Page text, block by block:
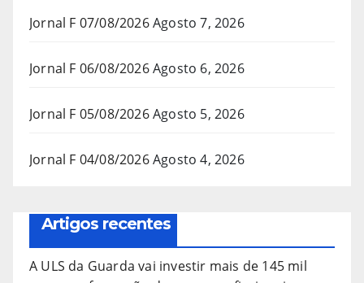
Jornal F 07/08/2026Agosto 7, 2026
Jornal F 06/08/2026Agosto 6, 2026
Jornal F 05/08/2026Agosto 5, 2026
Jornal F 04/08/2026Agosto 4, 2026
Artigos recentes
A ULS da Guarda vai investir mais de 145 mil